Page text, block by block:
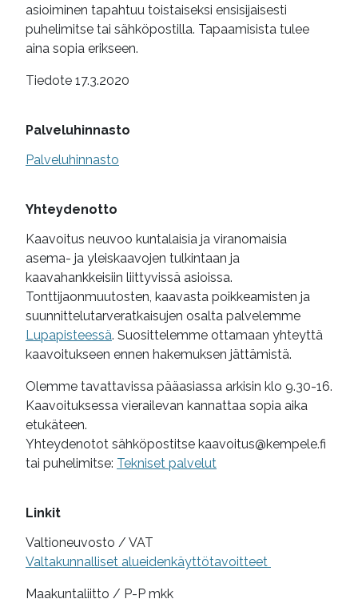
asioiminen tapahtuu toistaiseksi ensisijaisesti
puhelimitse tai sähköpostilla. Tapaamisista tulee
aina sopia erikseen.
Tiedote 17.3.2020
Palveluhinnasto
Palveluhinnasto
Yhteydenotto
Kaavoitus neuvoo kuntalaisia ja viranomaisia
asema- ja yleiskaavojen tulkintaan ja
kaavahankkeisiin liittyvissä asioissa.
Tonttijaonmuutosten, kaavasta poikkeamisten ja
suunnittelutarveratkaisujen osalta palvelemme
Lupapisteessä. Suosittelemme ottamaan yhteyttä
kaavoitukseen ennen hakemuksen jättämistä.
Olemme tavattavissa pääasiassa arkisin klo 9.30-16.
Kaavoituksessa vierailevan kannattaa sopia aika
etukäteen.
Yhteydenotot sähköpostitse kaavoitus@kempele.fi
tai puhelimitse: Tekniset palvelut
Linkit
Valtioneuvosto / VAT
Valtakunnalliset alueidenkäyttötavoitteet
Maakuntaliitto / P-P mkk